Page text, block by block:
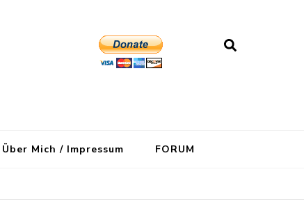
Über Mich / Impressum FORUM